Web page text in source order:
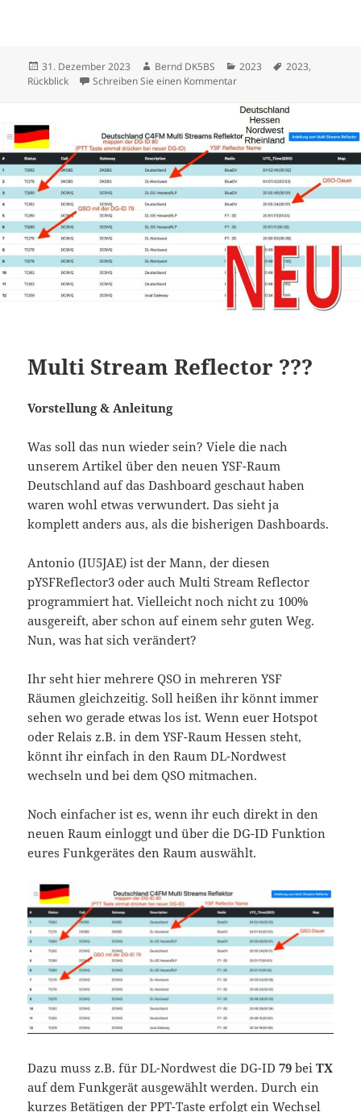
Veröffentlicht
am
31. Dezember 2023 Autor
Bernd DK5BS Kategorien
2023 Schlagwörter
2023,
Rückblick
Schreiben Sie einen Kommentarzu DL-Nordwest 2023 –
Multi Stream Reflector ???
Vorstellung & Anleitung
Was soll das nun wieder sein? Viele die nach
unserem Artikel über den neuen YSF-Raum
Deutschland auf das Dashboard geschaut haben
waren wohl etwas verwundert. Das sieht ja
komplett anders aus, als die bisherigen Dashboards.
Antonio (IU5JAE) ist der Mann, der diesen
pYSFReflector3 oder auch Multi Stream Reflector
programmiert hat. Vielleicht noch nicht zu 100%
ausgereift, aber schon auf einem sehr guten Weg.
Nun, was hat sich verändert?
Ihr seht hier mehrere QSO in mehreren YSF
Räumen gleichzeitig. Soll heißen ihr könnt immer
sehen wo gerade etwas los ist. Wenn euer Hotspot
oder Relais z.B. in dem YSF-Raum Hessen steht,
könnt ihr einfach in den Raum DL-Nordwest
wechseln und bei dem QSO mitmachen.
Noch einfacher ist es, wenn ihr euch direkt in den
neuen Raum einloggt und über die DG-ID Funktion
eures Funkgerätes den Raum auswählt.
Dazu muss z.B. für DL-Nordwest die DG-ID79 beiTX
auf dem Funkgerät ausgewählt werden. Durch ein
kurzes Betätigen der PPT-Taste erfolgt ein Wechsel